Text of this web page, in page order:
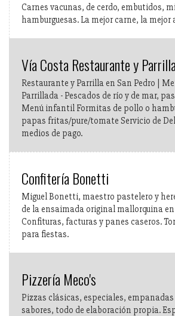
Carnes vacunas, de cerdo, embutidos,
hamburguesas. La mejor carne, la
Vía Costa Restaurante y Parrilla
Restaurante y Parrilla en San Pedro |
Parrillada - Pescados de río y de mar,
Menú infantil Formitas de pollo o
papas fritas/pure/tomate Servicio de
medios de pago.
Confitería Bonetti
Miguel Bonetti, maestro pastelero y
de la ensaimada original mallorquina
Confituras, facturas y panes caseros.
para fiestas.
Pizzería Meco's
Pizzas clásicas, especiales, empanadas
sabores, todo de elaboración propia.